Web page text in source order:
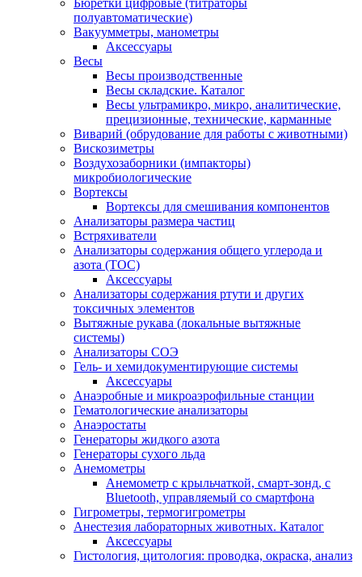
Бюретки цифровые (титраторы
полуавтоматические)
Вакуумметры, манометры
Аксессуары
Весы
Весы производственные
Весы складские. Каталог
Весы ультрамикро, микро, аналитические,
прецизионные, технические, карманные
Виварий (обрудование для работы с животными)
Вискозиметры
Воздухозаборники (импакторы)
микробиологические
Вортексы
Вортексы для смешивания компонентов
Анализаторы размера частиц
Встряхиватели
Анализаторы содержания общего углерода и
азота (ТОС)
Аксессуары
Анализаторы содержания ртути и других
токсичных элементов
Вытяжные рукава (локальные вытяжные
системы)
Анализаторы СОЭ
Гель- и хемидокументирующие системы
Аксессуары
Анаэробные и микроаэрофильные станции
Гематологические анализаторы
Анаэростаты
Генераторы жидкого азота
Генераторы сухого льда
Анемометры
Анемометр с крыльчаткой, смарт-зонд, с
Bluetooth, управляемый со смартфона
Гигрометры, термогигрометры
Анестезия лабораторных животных. Каталог
Аксессуары
Гистология, цитология: проводка, окраска, анализ